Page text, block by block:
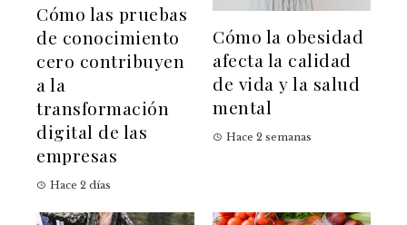
Cómo las pruebas
de conocimiento
cero contribuyen
a la
transformación
digital de las
empresas
Hace 2 días
Cómo la obesidad
afecta la calidad
de vida y la salud
mental
Hace 2 semanas